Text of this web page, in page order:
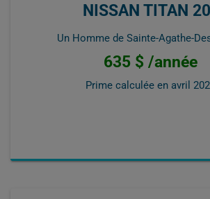
NISSAN TITAN
Un Homme de Sainte-Agathe-
635 $ /année
Prime calculée en avril